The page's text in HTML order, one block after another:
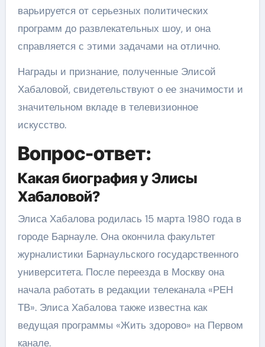
варьируется от серьезных политических
программ до развлекательных шоу, и она
справляется с этими задачами на отлично.
Награды и признание, полученные Элисой
Хабаловой, свидетельствуют о ее значимости и
значительном вкладе в телевизионное
искусство.
Вопрос-ответ:
Какая биография у Элисы
Хабаловой?
Элиса Хабалова родилась 15 марта 1980 года в
городе Барнауле. Она окончила факультет
журналистики Барнаульского государственного
университета. После переезда в Москву она
начала работать в редакции телеканала «РЕН
ТВ». Элиса Хабалова также известна как
ведущая программы «Жить здорово» на Первом
канале.